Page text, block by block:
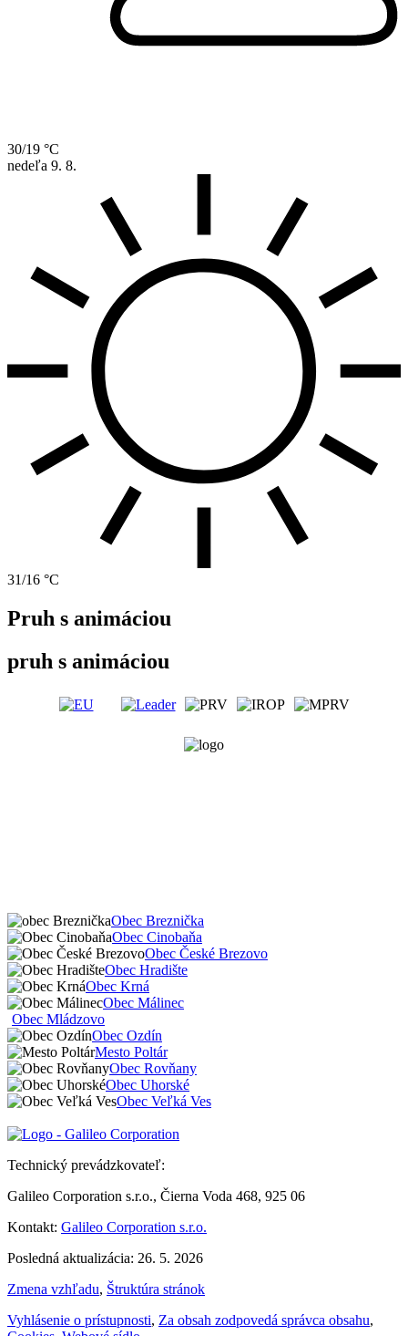
30/19 °C
nedeľa 9. 8.
31/16 °C
Pruh s animáciou
pruh s animáciou
Obec Breznička
Obec Cinobaňa
Obec České Brezovo
Obec Hradište
Obec Krná
Obec Málinec
Obec Mládzovo
Obec Ozdín
Mesto Poltár
Obec Rovňany
Obec Uhorské
Obec Veľká Ves
Technický prevádzkovateľ:
Galileo Corporation s.r.o., Čierna Voda 468, 925 06
Kontakt: Galileo Corporation s.r.o.
Posledná aktualizácia: 26. 5. 2026
Zmena vzhľadu, Štruktúra stránok
Vyhlásenie o prístupnosti, Za obsah zodpovedá správca obsahu,